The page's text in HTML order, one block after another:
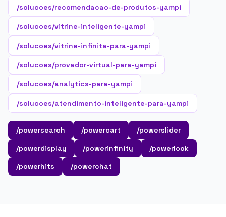
/solucoes/recomendacao-de-produtos-yampi
/solucoes/vitrine-inteligente-yampi
/solucoes/vitrine-infinita-para-yampi
/solucoes/provador-virtual-para-yampi
/solucoes/analytics-para-yampi
/solucoes/atendimento-inteligente-para-yampi
/powersearch /powercart
/powerslider
/powerdisplay
/powerinfinity
/powerlook
/powerhits
/powerchat